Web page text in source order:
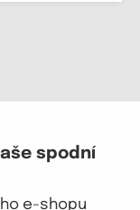
spodní
e-shopu